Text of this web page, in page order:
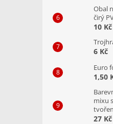
Obal
čirý
10 Kč
6 Kč
Euro
1,50
mixu
27 Kč